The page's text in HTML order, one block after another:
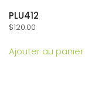
PLU412
$120.00
Ajouter au panier